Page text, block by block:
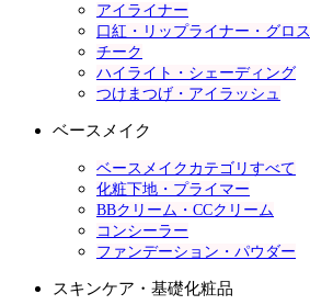
アイライナー
口紅・リップライナー・グロス
チーク
ハイライト・シェーディング
つけまつげ・アイラッシュ
ベースメイク
ベースメイクカテゴリすべて
化粧下地・プライマー
BBクリーム・CCクリーム
コンシーラー
ファンデーション・パウダー
スキンケア・基礎化粧品